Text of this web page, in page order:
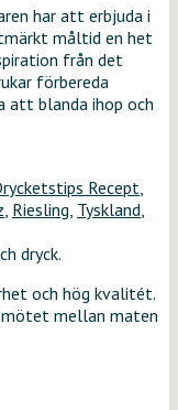
har att erbjuda i
måltid en het
från det
förbereda
att blanda ihop och
Recept,
, Riesling, Tyskland,
dryck.
och hög kvalitét.
mötet mellan maten